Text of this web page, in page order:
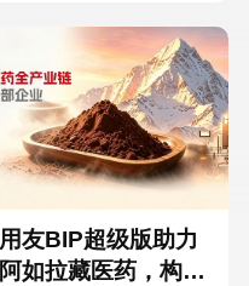
用友BIP超级版助力
阿如拉藏医药，构建